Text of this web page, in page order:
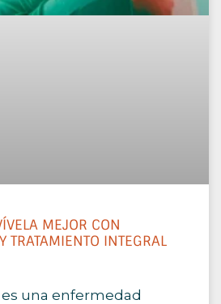
MEJOR CON
TRATAMIENTO INTEGRAL
una enfermedad